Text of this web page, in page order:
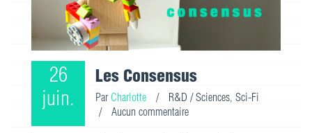
26
juin.
Les Consensus
Par Charlotte / R&D / Sciences, Sci-Fi
/
Aucun commentaire